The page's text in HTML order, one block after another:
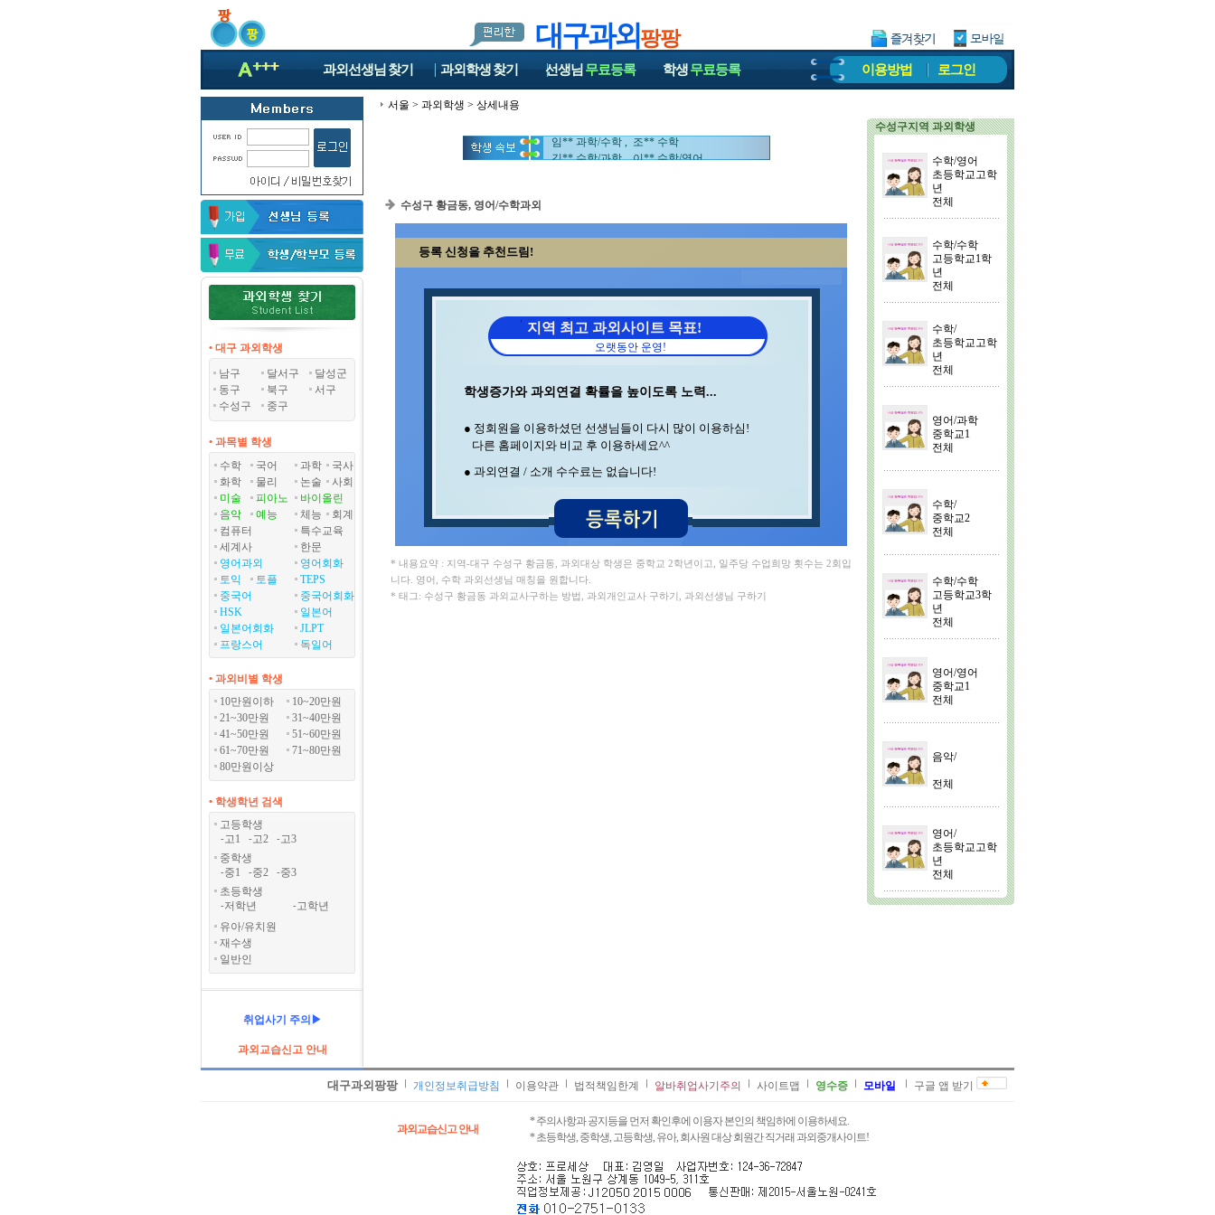
대구과외팡팡
과외선생님 찾기 과외학생찾기 선생님 무료등록 학생무료등록 이용방법 로그인
• 대구 과외학생
남구
달서구
달성군
동구
북구
서구
수성구
중구
• 과목별 학생
수학
국어 과학
국사
화학
물리 논술
사회
미술
피아노
바이올린
음악
예능 체능
회계
컴퓨터
특수교육
세계사
한문
영어과외
영어회화
토익
토플
TEPS
중국어
중국어회화
HSK
일본어
일본어회화
JLPT
프랑스어
독일어
• 과외비별 학생
10만원이하
10~20만원
21~30만원
31~40만원
41~50만원
51~60만원
61~70만원
71~80만원
80만원이상
• 학생학년 검색
고등학생
-고1 -고2 -고3
중학생
-중1 -중2 -중3
초등학생
-저학년 -고학년
유아/유치원
재수생
일반인
취업사기 주의▶
과외교습신고 안내
서울 > 과외학생 > 상세내용
임** 과학/수학 , 조** 수학
김** 수학/과학 , 이** 수학/영어
이** 수학/영어 , 김** 수학/영어
석** 수학/국어 , 이** 수학/과학
박** 영어/토익 , 홍* 수학
윤** 영어 , 김** 수학
최** 수학/과학 , 양** 영어
김** 수학 , 정** 수학/국어
변** 수학/과학 , 구** 수학
임** 과학/수학 , 조** 수학
김** 수학/과학 , 이** 수학/영어
김** 수학/영어 , 이** 중국어회화/중국어
최** 일본어/일본어회화 , 박** 수학
김** 수학 , 윤** 물리
오** 수학 , 김** 영어/일본어
이** 수학/영어 , 김** 수학/영어
중** 과학 , 김** 영어
석** 수학/국어 , 이** 수학/과학
민** 과학/영어 , 이** 영어
수성구 황금동, 영어/수학과외
등록 신청을 추천드림!
지역 최고 과외사이트 목표!
오랫동안 운영!
학생증가와 과외연결 확률을 높이도록 노력...
● 정회원을 이용하셨던 선생님들이 다시 많이 이용하심!
다른 홈페이지와 비교 후 이용하세요^^
● 과외연결 / 소개 수수료는 없습니다!
* 내용요약 : 지역-대구 수성구 황금동, 과외대상 학생은 중학교 2학년이고, 일주당 수업희망 횟수는 2회입
니다. 영어, 수학 과외선생님 매칭을 원합니다.
* 태그: 수성구 황금동 과외교사구하는 방법, 과외개인교사 구하기, 과외선생님 구하기
수성구지역 과외학생
수학/영어
초등학교고학
년
전체
수학/수학
고등학교1학
년
전체
수학/
초등학교고학
년
전체
영어/과학
중학교1
전체
수학/
중학교2
전체
수학/수학
고등학교3학
년
전체
영어/영어
중학교1
전체
음악/
전체
영어/
초등학교고학
년
전체
대구과외팡팡 개인정보취급방침 이용약관 법적책임한계 알바취업사기주의 사이트맵 영수증 모바일 구글 앱 받기
과외교습신고 안내
* 주의사항과 공지등을 먼저 확인후에 이용자 본인의 책임하에 이용하세요.
* 초등학생, 중학생, 고등학생, 유아, 회사원 대상 회원간 직거래 과외중개사이트!